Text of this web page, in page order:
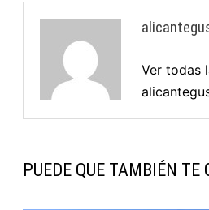
Ver todas
PUEDE QUE TAMBIÉN TE